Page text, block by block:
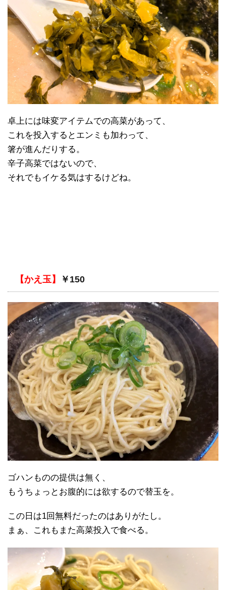
卓上には味変アイテムでの高菜があって、
これを投入するとエンミも加わって、
箸が進んだりする。
辛子高菜ではないので、
それでもイケる気はするけどね。
【かえ玉】 ￥150
ゴハンものの提供は無く、
もうちょっとお腹的には欲するので替玉を。
この日は1回無料だったのはありがたし。
まぁ、これもまた高菜投入で食べる。